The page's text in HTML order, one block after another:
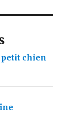
petit chien